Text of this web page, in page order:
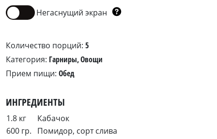
Негаснущий экран
Количество порций: 5
Категория: Гарниры, Овощи
Прием пищи: Обед
ИНГРЕДИЕНТЫ
1.8 кг
Кабачок
600 гр.
Помидор, сорт слива